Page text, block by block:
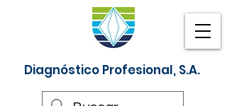
Diagnóstico Profesional, S.A.